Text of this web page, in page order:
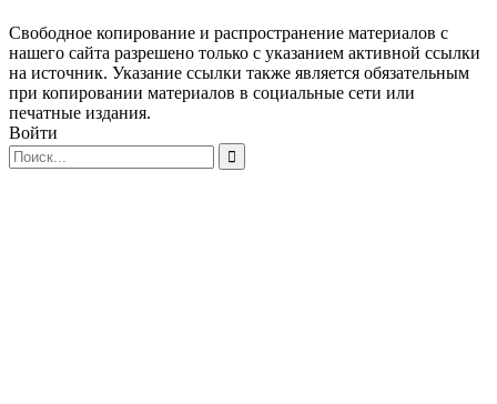
Свободное копирование и распространение материалов с
нашего сайта разрешено только с указанием активной ссылки
на источник. Указание ссылки также является обязательным
при копировании материалов в социальные сети или
печатные издания.
Войти